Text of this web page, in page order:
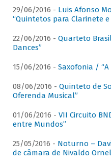
29/06/2016 - Luis Afonso
“Quintetos para Clarinete e
22/06/2016 - Quarteto
Dances”
15/06/2016 - Saxofonia /
08/06/2016 - Quinteto de
Oferenda Musical”
01/06/2016 - VII Circuito
entre Mundos”
25/05/2016 - Noturno –
de câmara de Nivaldo